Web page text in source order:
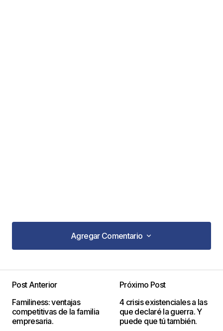
Agregar Comentario
Agregar Comentario
publicada. Los campos obligatorios están
marcados con*
Post Anterior
Familiness: ventajas
competitivas de la familia
empresaria.
Próximo Post
4 crisis existenciales a las
que declaré la guerra. Y
puede que tú también.